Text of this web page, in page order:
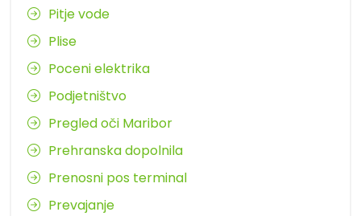
Pitje vode
Plise
Poceni elektrika
Podjetništvo
Pregled oči Maribor
Prehranska dopolnila
Prenosni pos terminal
Prevajanje